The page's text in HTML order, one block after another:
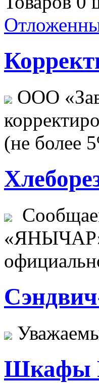
ООО
(не более
Шкафы